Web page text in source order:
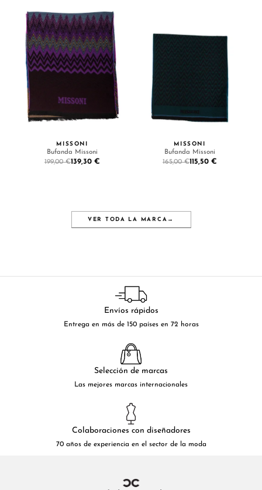
MISSONI
Bufanda Missoni
199,00 €139,30 €
MISSONI
Bufanda Missoni
165,00 €115,50 €
VER TODA LA MARCA →
Envíos rápidos
Entrega en más de 150 países en 72 horas
Selección de marcas
Las mejores marcas internacionales
Colaboraciones con diseñadores
70 años de experiencia en el sector de la moda